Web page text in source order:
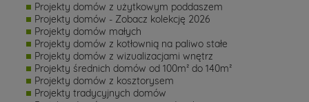
Projekty domów z użytkowym poddaszem
Projekty domów - Zobacz kolekcję 2026
Projekty domów małych
Projekty domów z kotłownią na paliwo stałe
Projekty domów z wizualizacjami wnętrz
Projekty średnich domów od 100m² do 140m²
Projekty domów z kosztorysem
Projekty tradycyjnych domów